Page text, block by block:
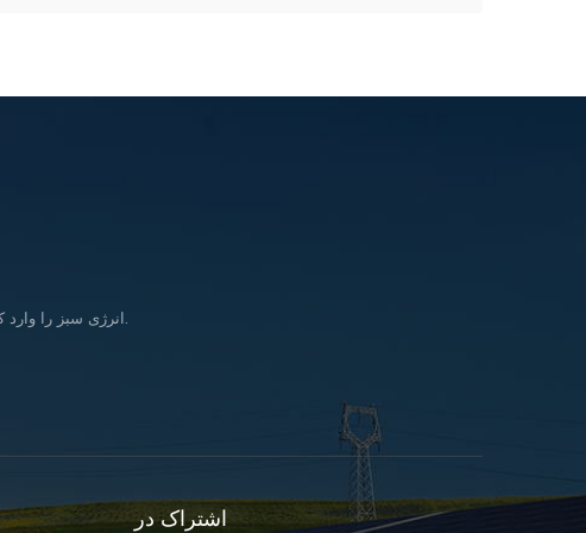
انرژی سبز را وارد کنید زندگی & در تلاش برای تحقق بخشیدن به رویای تأمین انرژی پاک برای همه انسانها.
اشتراک در